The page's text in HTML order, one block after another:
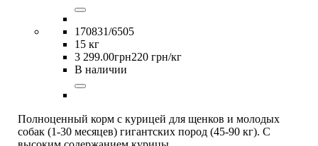
170831/6505
15 кг
3 299.00грн220 грн/кг
В наличии
Полноценный корм с курицей для щенков и молодых
собак (1-30 месяцев) гигантских пород (45-90 кг). С